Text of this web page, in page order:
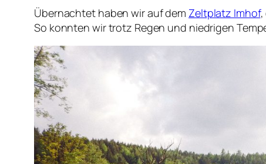
Übernachtet haben wir auf dem Zeltplatz Imhof,
So konnten wir trotz Regen und niedrigen